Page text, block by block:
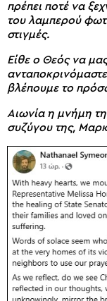
πρέπει ποτέ να
του λαμπερού
στιγμές.
Είθε ο Θεός να
βλέπουμε το
Αιωνία η μνήμη
συζύγου της,